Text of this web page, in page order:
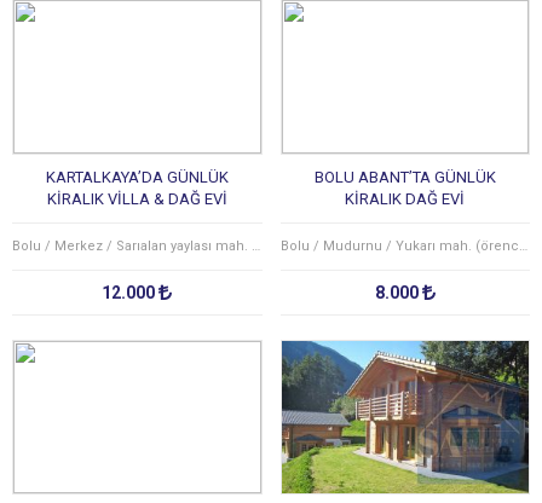
KARTALKAYA’DA GÜNLÜK
KİRALIK VİLLA & DAĞ EVİ
12.000
BOLU ABANT’TA GÜNLÜK
KİRALIK DAĞ EVİ
8.000